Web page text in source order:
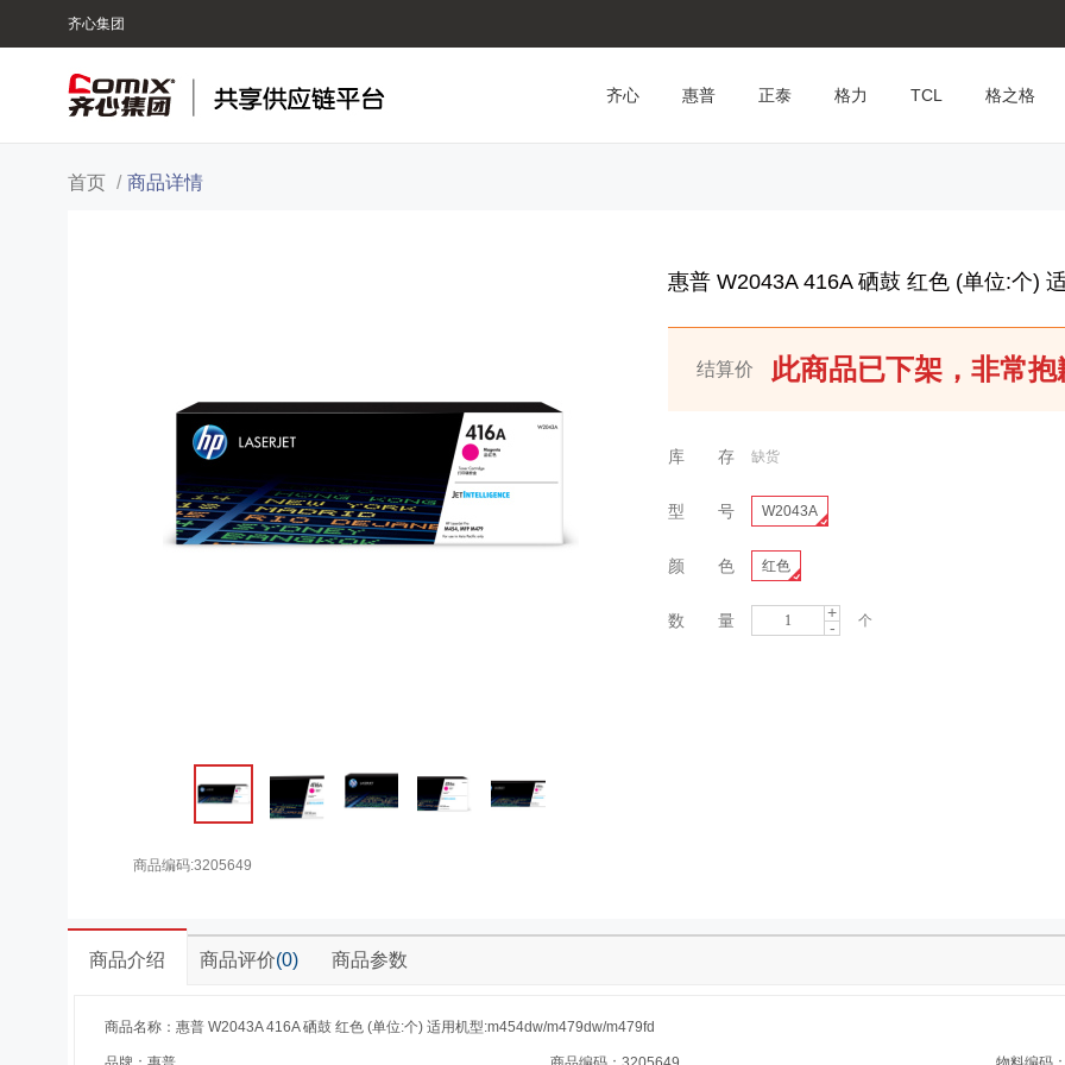
齐心集团
齐心 惠普 正泰 格力 TCL 格之格
首页 / 商品详情
商品编码:3205649
惠普 W2043A 416A 硒鼓 红色 (单位:个)
结算价 此商品已下架，非常抱
库 存 缺货
型 号 W2043A
颜 色 红色
数 量
+
-
个
商品介绍 商品评价(0) 商品参数
商品名称：惠普 W2043A 416A 硒鼓 红色 (单位:个) 适用机型:m454dw/m479dw/m479fd